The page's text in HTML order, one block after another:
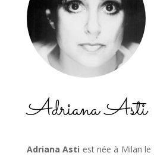
Adriana Asti
Adriana Asti est née à Milan